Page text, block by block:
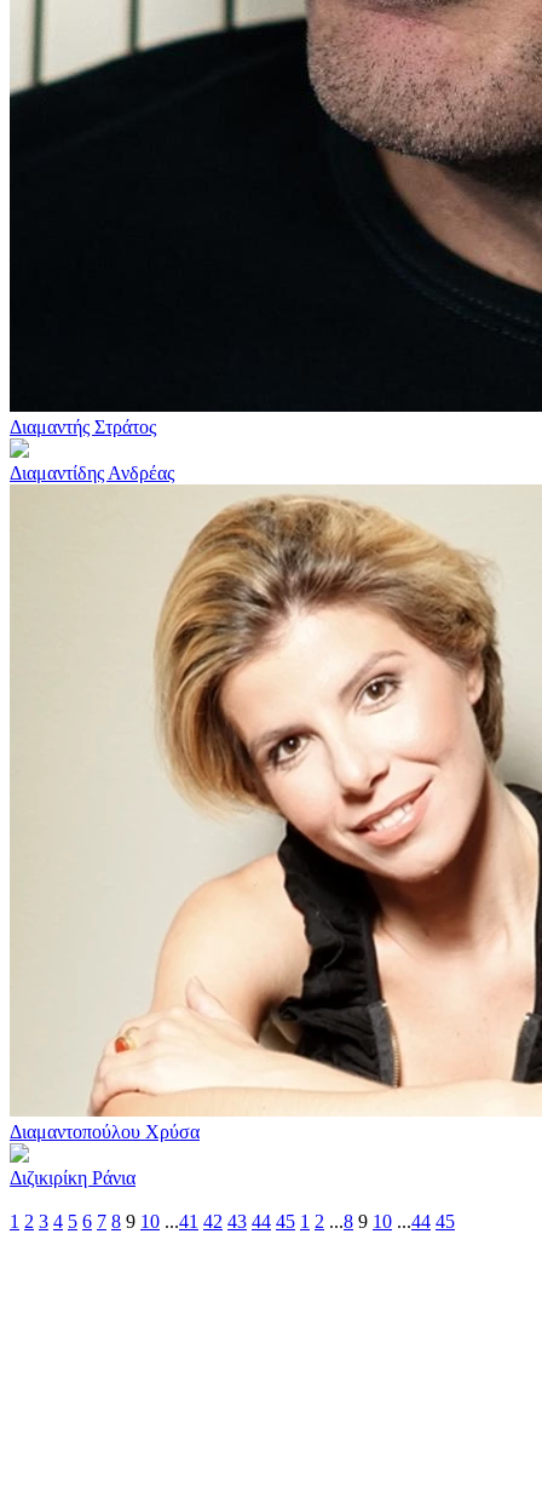
Διαμαντής Στράτος
Διαμαντίδης Ανδρέας
Διαμαντοπούλου Χρύσα
Διζικιρίκη Ράνια
1 2 3 4 5 6 7 8 9 10 ...41 42 43 44 45 1 2 ...8 9 10 ...44 45